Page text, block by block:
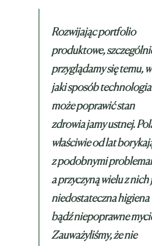
Rozwijając portfolio
produktowe,
przyglądamy się temu, w
jaki sposób technologia
może poprawić stan
zdrowia jamy ustnej.
właściwie od lat
z podobnymi
a przyczyną wielu z nich
niedostateczna higiena
bądź niepoprawne
Zauważyliśmy, że nie